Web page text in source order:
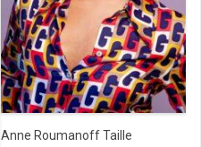
Anne Roumanoff Taille